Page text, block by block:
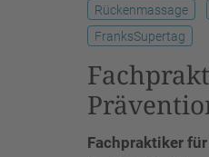
Rückenmassage
FranksSupertag
Fachpraktiker